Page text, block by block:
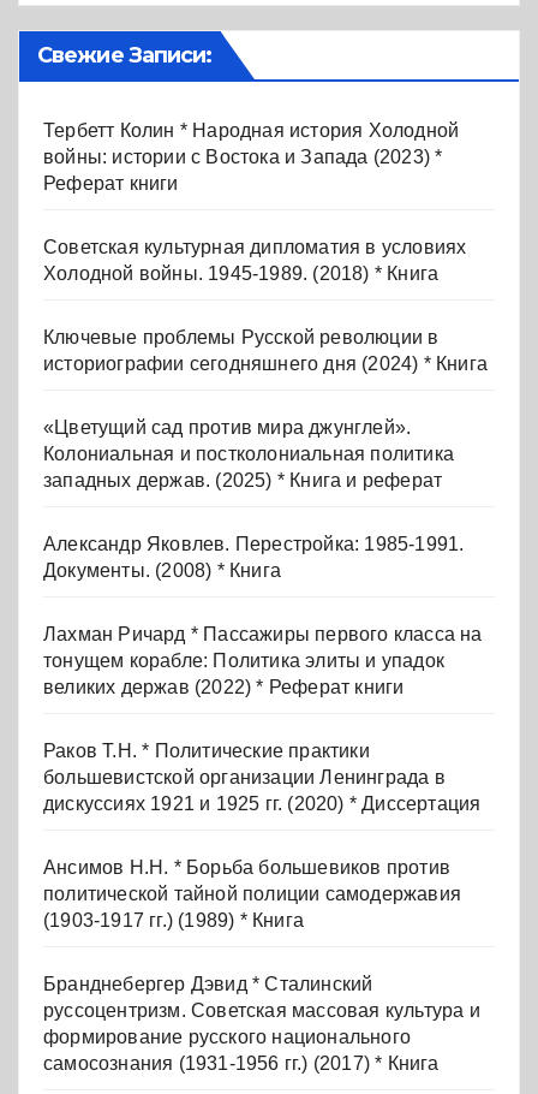
Свежие Записи:
Тербетт Колин * Народная история Холодной
войны: истории с Востока и Запада (2023) *
Реферат книги
Советская культурная дипломатия в условиях
Холодной войны. 1945-1989. (2018) * Книга
Ключевые проблемы Русской революции в
историографии сегодняшнего дня (2024) * Книга
«Цветущий сад против мира джунглей».
Колониальная и постколониальная политика
западных держав. (2025) * Книга и реферат
Александр Яковлев. Перестройка: 1985-1991.
Документы. (2008) * Книга
Лахман Ричард * Пассажиры первого класса на
тонущем корабле: Политика элиты и упадок
великих держав (2022) * Реферат книги
Раков Т.Н. * Политические практики
большевистской организации Ленинграда в
дискуссиях 1921 и 1925 гг. (2020) * Диссертация
Ансимов Н.Н. * Борьба большевиков против
политической тайной полиции самодержавия
(1903-1917 гг.) (1989) * Книга
Бранднебергер Дэвид * Сталинский
руссоцентризм. Советская массовая культура и
формирование русского национального
самосознания (1931-1956 гг.) (2017) * Книга